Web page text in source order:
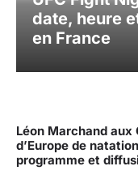
date, heure
en France
Léon Marchand aux
d’Europe de
programme et